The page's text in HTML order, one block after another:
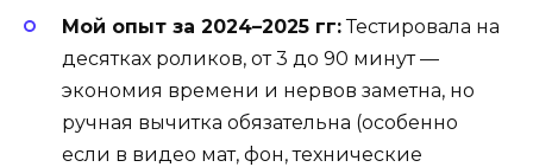
Мой опыт за 2024–2025 гг:Тестировала на
десятках роликов, от 3 до 90 минут —
экономия времени и нервов заметна, но
ручная вычитка обязательна (особенно
если в видео мат, фон, технические